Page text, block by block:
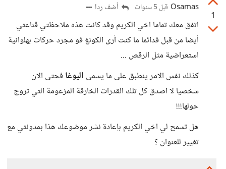
1
Osamas قبل 5 سنوات أضف ردا
اتفق معك تماما اخي الكريم وقد كانت هذه ملاحظتي قناعتي
أيضا من قبل فدائما ما كنت أرى الكونغ فو مجرد حركات بهلوانية
استعراضية مثل الرقص ...
كذلك نفس الامر ينطبق على ما يسمى اليوغافحتى الان
شخصيا لا اصدق كل تلك القدرات الخارقة المزعومة التي تروج
حولها!!!
هل تسمح لي اخي الكريم بإعادة نشر موضوعك هذا بمدونتي مع
تغيير للعنوان ؟